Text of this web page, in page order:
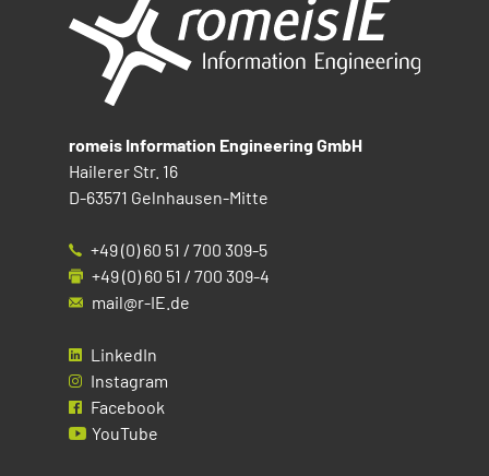
romeis Information Engineering GmbH
Hailerer Str. 16
D-63571 Gelnhausen-Mitte
+49 (0) 60 51 / 700 309-5
+49 (0) 60 51 / 700 309-4
mail@r-IE.de
LinkedIn
Instagram
Facebook
YouTube